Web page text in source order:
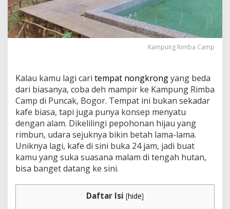
Kampung Rimba Camp
Kalau kamu lagi cari tempat nongkrongyang beda
dari biasanya, coba deh mampir ke Kampung Rimba
Camp di Puncak, Bogor. Tempat ini bukan sekadar
kafe biasa, tapi juga punya konsep menyatu
dengan alam. Dikelilingi pepohonan hijau yang
rimbun, udara sejuknya bikin betah lama-lama.
Uniknya lagi, kafe di sini buka 24 jam, jadi buat
kamu yang suka suasana malam di tengah hutan,
bisa banget datang ke sini.
Daftar Isi [hide]